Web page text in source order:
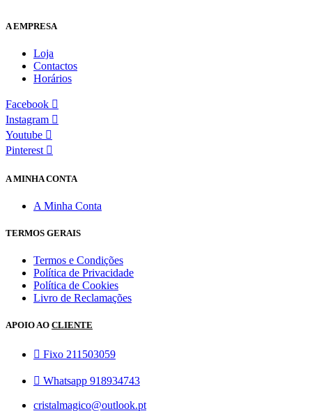
A EMPRESA
Loja
Contactos
Horários
Facebook
Instagram
Youtube
Pinterest
A MINHA CONTA
A Minha Conta
TERMOS GERAIS
Termos e Condições
Política de Privacidade
Política de Cookies
Livro de Reclamações
APOIO AO CLIENTE
Fixo 211503059
Whatsapp 918934743
cristalmagico@outlook.pt